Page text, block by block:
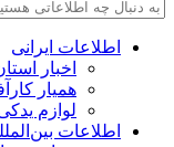
اطلاعات‌ ‎ایرانی
اخبار
همیار
لوازم
اطلاعات